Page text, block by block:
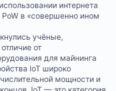
интернета
в «совершенно ином
учёные,
от
для майнинга
IoT широко
мощности и